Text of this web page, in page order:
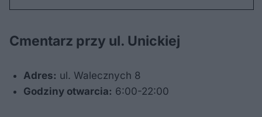
Cmentarz przy ul. Unickiej
Adres: ul. Walecznych 8
Godziny otwarcia: 6:00-22:00